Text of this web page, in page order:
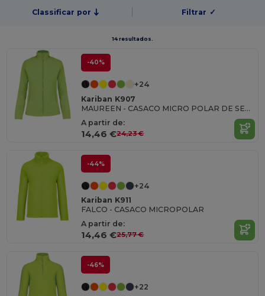
Classificar por Filtrar ✓
14 resultados.
-40%
+24
Kariban K907
MAUREEN - CASACO MICRO POLAR DE SENHORA
A partir de:
14,46 €24,23 €
-44%
+24
Kariban K911
FALCO - CASACO MICROPOLAR
A partir de:
14,46 €25,77 €
-46%
+22